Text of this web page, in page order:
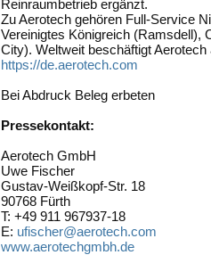
Reinraumbetrieb ergänzt.
Zu Aerotech gehören Full-Service
Vereinigtes Königreich (Ramsdell),
City). Weltweit beschäftigt
https://de.aerotech.com
Bei Abdruck Beleg erbeten
Pressekontakt:
Aerotech GmbH
Uwe Fischer
Gustav-Weißkopf-Str. 18
90768 Fürth
T: +49 911 967937-18
E: ufischer@aerotech.com
www.aerotechgmbh.de